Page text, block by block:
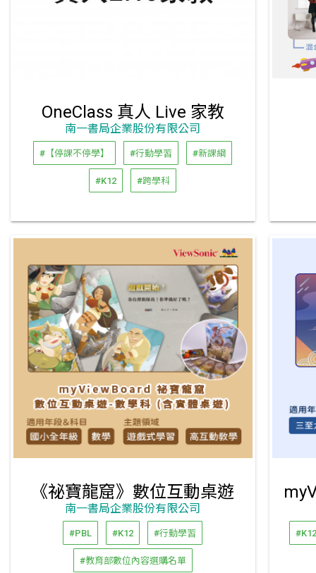
OneClass 真人 Live 家教
南一書局企業股份有限公司
#【停課不停學】 #行動學習 #新課綱
#K12 #跨學科
《祕寶龍窟》數位互動桌遊
南一書局企業股份有限公司
#PBL #K12 #行動學習
#教育部數位內容選購名單